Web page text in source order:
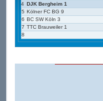
4 DJK Bergheim 1
5 Kölner FC BG 9
6 BC SW Köln 3
7 TTC Brauweiler 1
8